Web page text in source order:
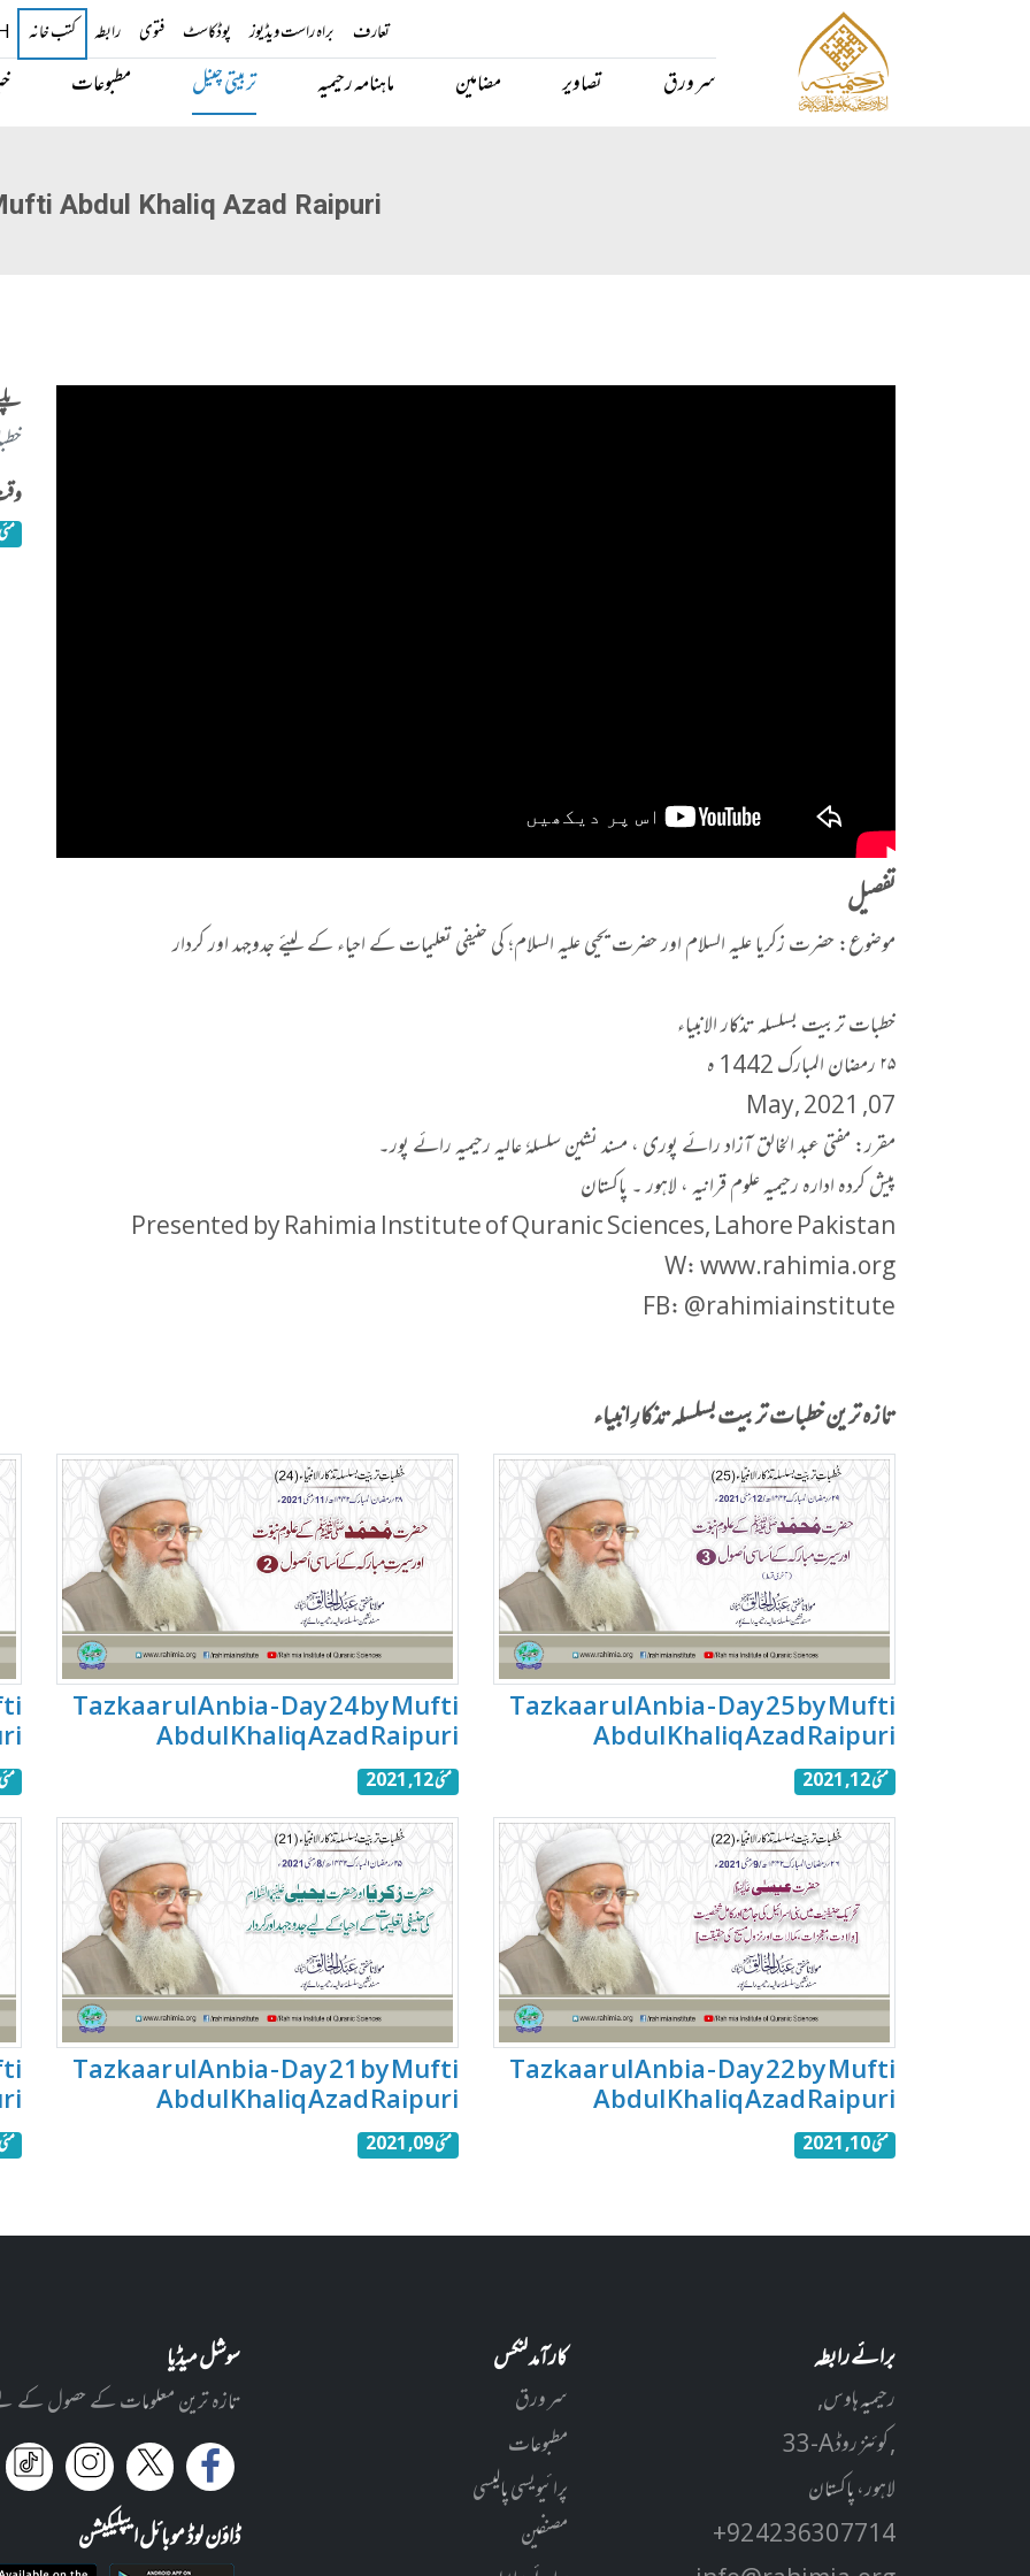
تعارف براہ راست ویڈیوز پوڈکاسٹ فتوی رابطہ کتب خانہ
سر ورق تصاویر مضامین ماہنامہ رحیمیہ تربیتی چینل مطبوعات
Abdul Khaliq Azad Raipuri
تفصیل
موضوع: حضرت زکریا علیہ السلام اور حضرت یحیی علیہ السلام؛ کی حنیفی تعلیمات کے احیاء کے لیئے جدوجہد اور کردار
خطبات تربیت بسلسلہ تذکار الانبیاء
۲۵ رمضان المبارک 1442 ہ
07, May, 2021
مقرر: مفتی عبد الخالق آزاد رائے پوری ، مسند نشین سلسلہٗ عالیہ رحیمیہ رائے پور۔
پیش کردہ ادارہ رحیمیہ علوم قرانیہ ، لاہور ۔ پاکستان
Presented by Rahimia Institute of Quranic Sciences, Lahore Pakistan
W: www.rahimia.org
FB: @rahimiainstitute
مئی
تازہ ترین خطبات تربیت بسلسلہ تذکارِ انبیاء
Tazkaar ul Anbia - Day 25 by Mufti
Abdul Khaliq Azad Raipuri
مئی 12, 2021
Tazkaar ul Anbia - Day 24 by Mufti
Abdul Khaliq Azad Raipuri
مئی 12, 2021 مئی
Tazkaar ul Anbia - Day 22 by Mufti
Abdul Khaliq Azad Raipuri
مئی 10, 2021
Tazkaar ul Anbia - Day 21 by Mufti
Abdul Khaliq Azad Raipuri
مئی 09, 2021 مئی
برائے رابطہ
رحیمیہ ہاوس,
33-A کوئنز روڈ ,
لاہور، پاکستان
+92 42 3630 7714
کارآمد لنکس
سر ورق
مطبوعات
پرائیویسی پالیسی
مصنفین
سوشل میڈیا
تازہ ترین معلومات کے حصول کے
ڈاؤن لوڈ موبائل ایپلیکیشن